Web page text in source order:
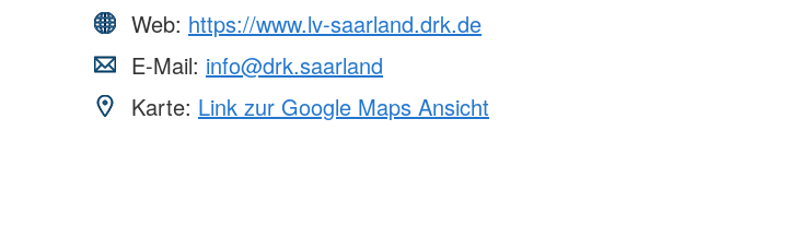
Web: https://www.lv-saarland.drk.de
E-Mail: info@drk.saarland
Karte: Link zur Google Maps Ansicht